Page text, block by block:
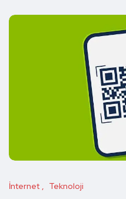
İnternet Teknoloji